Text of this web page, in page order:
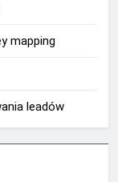
mapping
leadów